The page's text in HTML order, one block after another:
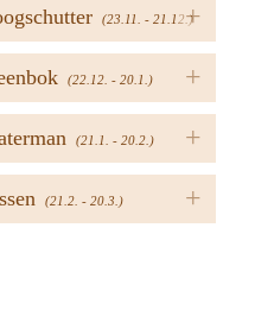
+
(23.11. - 21.12.)
+
(22.12. - 20.1.)
+
(21.1. - 20.2.)
+
(21.2. - 20.3.)